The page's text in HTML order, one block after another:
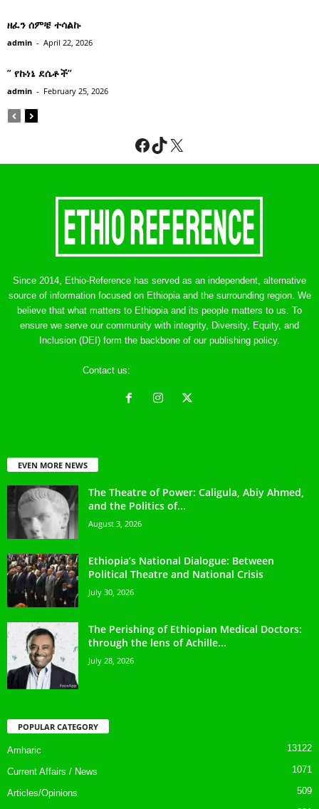
ዘፈን ሰምቼ ተሳልኩ
admin - April 22, 2026
” የኩነኔ ደሴቶች’’
admin - February 25, 2026
Facebook
TikTok
X
Since 2014, Ethio-Reference has served as an independent, alternative
source of information focused on Ethiopia and the surrounding region. We
believe that what matters to Ethiopia and its people matters to us. To
ensure we serve our community with integrity, Diversity, Equity, and
Inclusion (DEI) form the backbone of our publishing policy.
Contact us:
EVEN MORE NEWS
The Theatre of Power: Caligula, Abiy Ahmed,
and the Politics of...
August 3, 2026
Ethiopia’s National Dialogue: Between
Political Theatre and National Crisis
July 30, 2026
The Perishing of Ethiopian Medical Doctors:
through the lens of Achille...
July 28, 2026
POPULAR CATEGORY
Amharic 13122
Current Affairs / News 1071
Articles/Opinions 509